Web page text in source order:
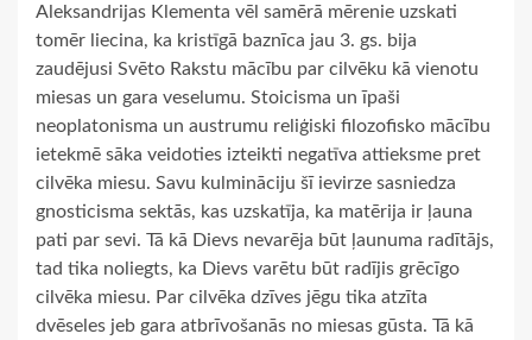
Aleksandrijas Klementa vēl samērā mērenie uzskati
tomēr liecina, ka kristīgā baznīca jau 3. gs. bija
zaudējusi Svēto Rakstu mācību par cilvēku kā vienotu
miesas un gara veselumu. Stoicisma un īpaši
neoplatonisma un austrumu reliģiski filozofisko mācību
ietekmē sāka veidoties izteikti negatīva attieksme pret
cilvēka miesu. Savu kulmināciju šī ievirze sasniedza
gnosticisma sektās, kas uzskatīja, ka matērija ir ļauna
pati par sevi. Tā kā Dievs nevarēja būt ļaunuma radītājs,
tad tika noliegts, ka Dievs varētu būt radījis grēcīgo
cilvēka miesu. Par cilvēka dzīves jēgu tika atzīta
dvēseles jeb gara atbrīvošanās no miesas gūsta. Tā kā